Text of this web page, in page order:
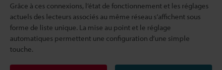
Grâce à ces connexions, l’état de fonctionnement et les réglages
actuels des lecteurs associés au même réseau s’affichent sous
forme de liste unique. La mise au point et le réglage
automatiques permettent une configuration d’une simple
touche.